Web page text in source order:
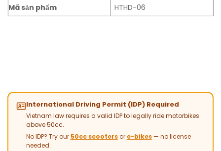
Mã sản phẩm
HTHD-06
International Driving Permit (IDP) Required
Vietnam law requires a valid IDP to legally ride motorbikes
above 50cc.
No IDP? Try our 50cc scootersor e-bikes— no license
needed.